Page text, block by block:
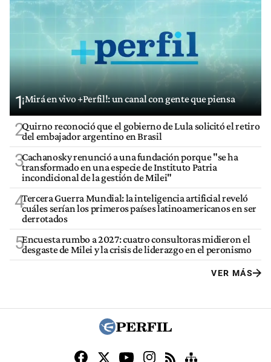
1¡Mirá en vivo +Perfil!: un canal con gente que piensa
2Quirno reconoció que el gobierno de Lula solicitó el retiro
del embajador argentino en Brasil
3Cachanosky renunció a una fundación porque "se ha
transformado en una especie de Instituto Patria
incondicional de la gestión de Milei"
4Tercera Guerra Mundial: la inteligencia artificial reveló
cuáles serían los primeros países latinoamericanos en ser
derrotados
5Encuesta rumbo a 2027: cuatro consultoras midieron el
desgaste de Milei y la crisis de liderazgo en el peronismo
VER MÁS